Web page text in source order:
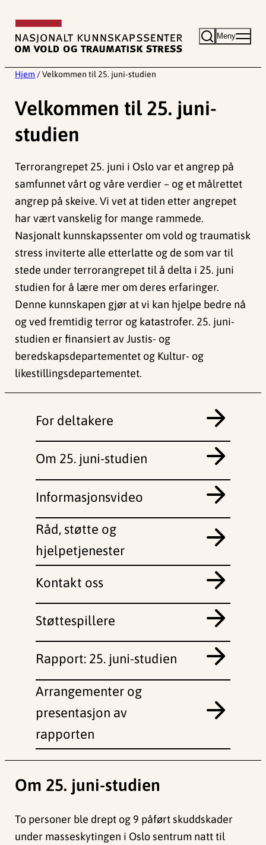
innhold
Meny
Hjem / Velkommen til 25. juni-studien
Velkommen til 25. juni-
studien
Terrorangrepet 25. juni i Oslo var et angrep på
samfunnet vårt og våre verdier – og et målrettet
angrep på skeive. Vi vet at tiden etter angrepet
har vært vanskelig for mange rammede.
Nasjonalt kunnskapssenter om vold og traumatisk
stress inviterte alle etterlatte og de som var til
stede under terrorangrepet til å delta i 25. juni
studien for å lære mer om deres erfaringer.
Denne kunnskapen gjør at vi kan hjelpe bedre nå
og ved fremtidig terror og katastrofer. 25. juni-
studien er finansiert av Justis- og
beredskapsdepartementet og Kultur- og
likestillingsdepartementet.
For deltakere
Om 25. juni-studien
Informasjonsvideo
Råd, støtte og
hjelpetjenester
Kontakt oss
Støttespillere
Rapport: 25. juni-studien
Arrangementer og
presentasjon av
rapporten
Om 25. juni-studien
To personer ble drept og 9 påført skuddskader
under masseskytingen i Oslo sentrum natt til